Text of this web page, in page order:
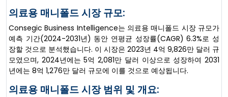
의료용 매니폴드 시장 규모:
Consegic Business Intelligence는 의료용 매니폴드 시장 규모가
예측 기간(2024-2031년) 동안 연평균 성장률(CAGR) 6.3%로 성
장할 것으로 분석했습니다. 이 시장은 2023년 4억 9,826만 달러 규
모였으며, 2024년에는 5억 2,081만 달러 이상으로 성장하여 2031
년에는 8억 1,276만 달러 규모에 이를 것으로 예상됩니다.
의료용 매니폴드 시장 범위 및 개요: